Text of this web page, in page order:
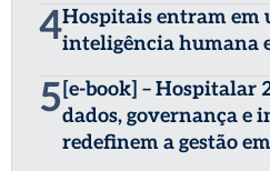
4Hospitais entram em
inteligência humana
5 [e-book] – Hospitalar
dados, governança e
redefinem a gestão